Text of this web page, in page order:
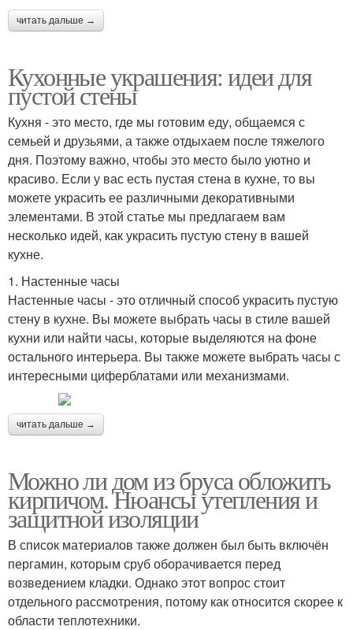
читать дальше →
Кухонные украшения: идеи для
пустой стены
Кухня - это место, где мы готовим еду, общаемся с
семьей и друзьями, а также отдыхаем после тяжелого
дня. Поэтому важно, чтобы это место было уютно и
красиво. Если у вас есть пустая стена в кухне, то вы
можете украсить ее различными декоративными
элементами. В этой статье мы предлагаем вам
несколько идей, как украсить пустую стену в вашей
кухне.
1. Настенные часы
Настенные часы - это отличный способ украсить пустую
стену в кухне. Вы можете выбрать часы в стиле вашей
кухни или найти часы, которые выделяются на фоне
остального интерьера. Вы также можете выбрать часы с
интересными циферблатами или механизмами.
читать дальше →
Можно ли дом из бруса обложить
кирпичом. Нюансы утепления и
защитной изоляции
В список материалов также должен был быть включён
пергамин, которым сруб оборачивается перед
возведением кладки. Однако этот вопрос стоит
отдельного рассмотрения, потому как относится скорее к
области теплотехники.